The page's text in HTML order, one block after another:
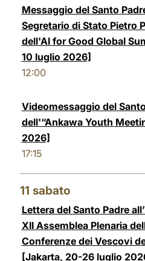
Messaggio del Santo
Segretario di Stato Pietro
dell'AI for Good Global
10 luglio 2026]
12:00
Videomessaggio del
dell'“Ankawa Youth
2026]
17:15
11 sabato
Lettera del Santo Padre
XII Assemblea Plenaria
Conferenze dei Vescovi
[Jakarta, 20-26 luglio